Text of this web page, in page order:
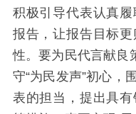
积极引导代表认真
报告，让报告目标
性。要为民代言献良
守“为民发声”初心，
表的担当，提出具